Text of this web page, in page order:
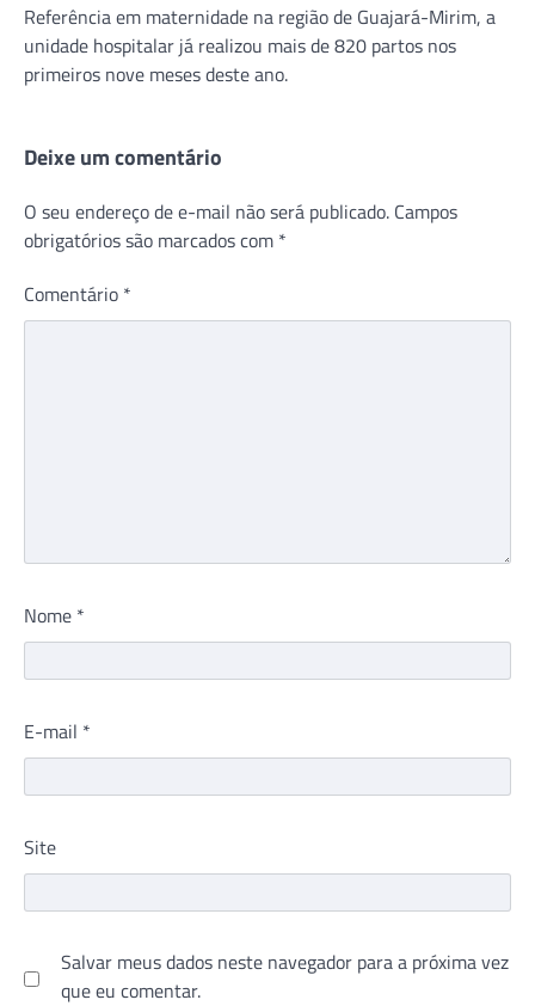
Referência em maternidade na região de Guajará-Mirim, a
unidade hospitalar já realizou mais de 820 partos nos
primeiros nove meses deste ano.
Deixe um comentário
O seu endereço de e-mail não será publicado. Campos
obrigatórios são marcados com *
Comentário *
Nome *
E-mail *
Site
Salvar meus dados neste navegador para a próxima vez
que eu comentar.